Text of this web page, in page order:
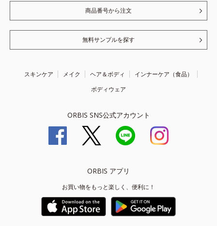
商品番号から注文
無料サンプルを探す
スキンケア メイク ヘア＆ボディ
インナーケア（食品）
ボディウェア
ORBIS SNS公式アカウント
ORBIS アプリ
お買い物をもっと楽しく、便利に！